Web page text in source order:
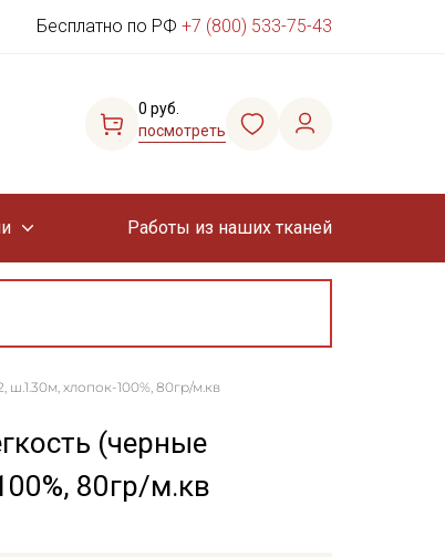
Бесплатно по РФ +7 (800) 533-75-43
0 руб.
посмотреть
Работы из наших тканей
хлопок-100%, 80гр/м.кв
(черные
80гр/м.кв